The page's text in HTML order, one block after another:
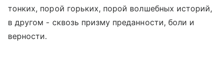
тонких, порой горьких, порой волшебных историй,
в другом - сквозь призму преданности, боли и
верности.